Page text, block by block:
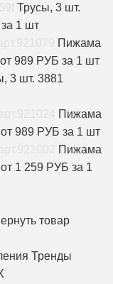
Трусы, 3 шт.
1 шт
Пижама
от 989 РУБ за 1 шт
3 шт. 3881
Пижама
от 989 РУБ за 1 шт
Пижама
от 1 259 РУБ за 1
товар
Тренды